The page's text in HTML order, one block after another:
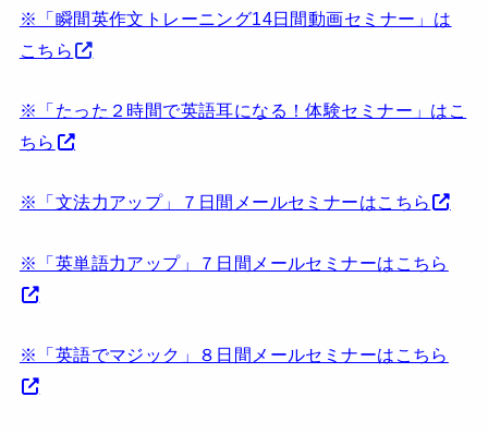
※「瞬間英作文トレーニング14日間動画セミナー」は
こちら
※「たった２時間で英語耳になる！体験セミナー」はこ
ちら
※「文法力アップ」７日間メールセミナーはこちら
※「英単語力アップ」７日間メールセミナーはこちら
※「英語でマジック」８日間メールセミナーはこちら